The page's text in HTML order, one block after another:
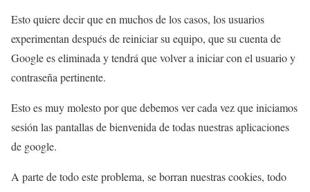
Esto quiere decir que en muchos de los casos, los usuarios
experimentan después de reiniciar su equipo, que su cuenta de
Google es eliminada y tendrá que volver a iniciar con el usuario y
contraseña pertinente.
Esto es muy molesto por que debemos ver cada vez que iniciamos
sesión las pantallas de bienvenida de todas nuestras aplicaciones
de google.
A parte de todo este problema, se borran nuestras cookies, todo